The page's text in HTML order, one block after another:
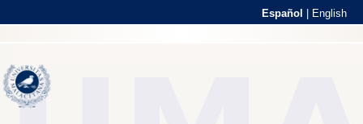
Español English